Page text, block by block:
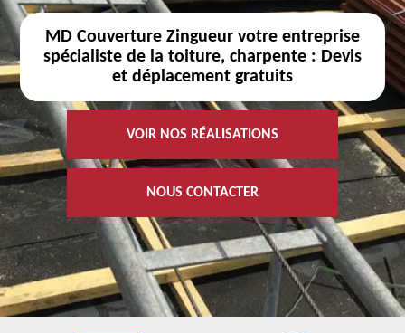
MD Couverture Zingueur votre entreprise
spécialiste de la toiture, charpente : Devis
et déplacement gratuits
VOIR NOS RÉALISATIONS
NOUS CONTACTER